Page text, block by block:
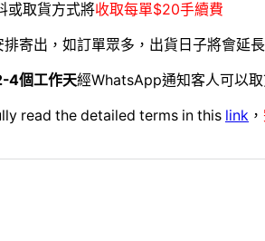
或取貨方式將收取每單$20手續費
排寄出，如訂單眾多，出貨日子將會延
4個工作天經WhatsApp通知客人可以
read the detailed terms in this link ，